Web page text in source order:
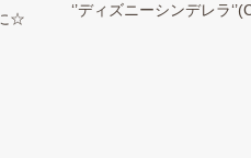
‘’ディズニーシンデレラ
☆